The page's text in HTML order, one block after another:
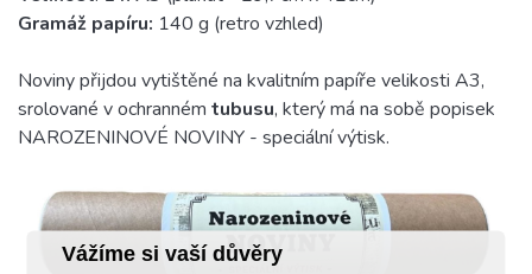
Vážíme si vaší důvěry
Gramáž papíru: 140 g (retro vzhled)
Noviny přijdou vytištěné na kvalitním papíře velikosti A3,
srolované v ochranném tubusu, který má na sobě popisek
NAROZENINOVÉ NOVINY - speciální výtisk.